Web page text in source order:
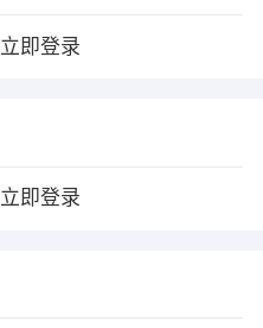
立即登录
立即登录